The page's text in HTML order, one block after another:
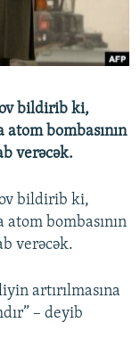
bildirib ki,
bombasının
verəcək.
bildirib ki,
bombasının
verəcək.
artırılmasına
– deyib